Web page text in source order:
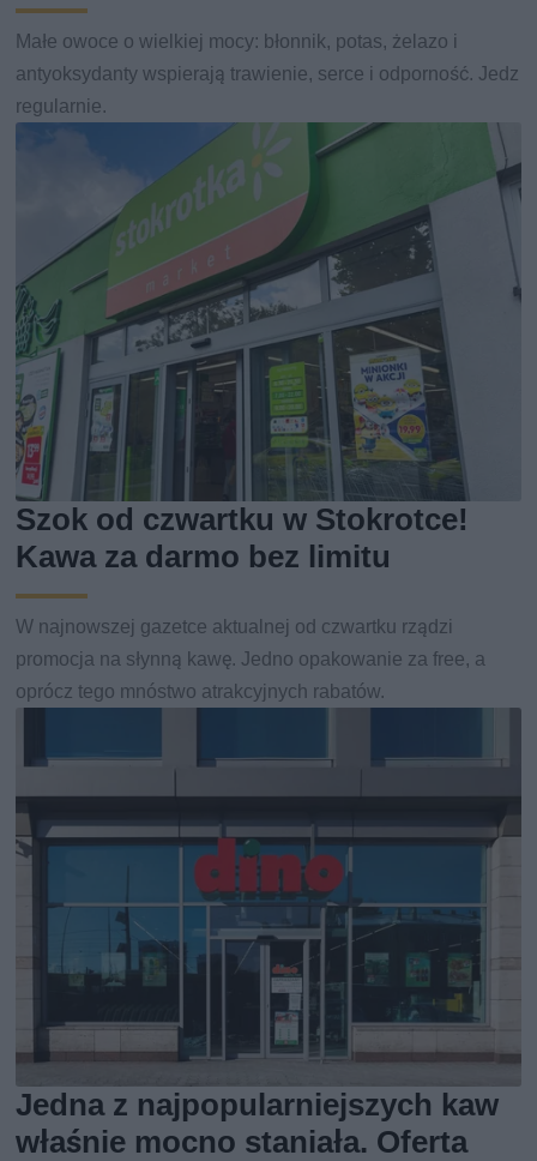
Małe owoce o wielkiej mocy: błonnik, potas, żelazo i
antyoksydanty wspierają trawienie, serce i odporność. Jedz
regularnie.
Szok od czwartku w Stokrotce!
Kawa za darmo bez limitu
W najnowszej gazetce aktualnej od czwartku rządzi
promocja na słynną kawę. Jedno opakowanie za free, a
oprócz tego mnóstwo atrakcyjnych rabatów.
Jedna z najpopularniejszych kaw
właśnie mocno staniała. Oferta